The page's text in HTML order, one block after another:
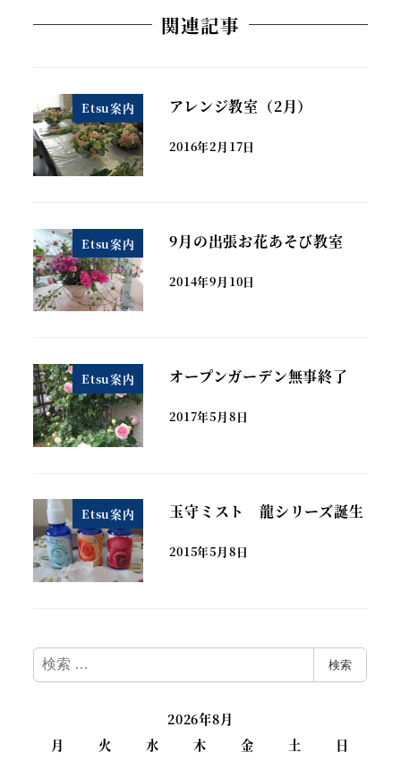
関連記事
Etsu案内 アレンジ教室（2月）
2016年2月17日
Etsu案内 9月の出張お花あそび教室
2014年9月10日
Etsu案内 オープンガーデン無事終了
2017年5月8日
Etsu案内 玉守ミスト 龍シリーズ誕生
2015年5月8日
検
索
検索
2026年8月
月
火 水 木 金 土
日